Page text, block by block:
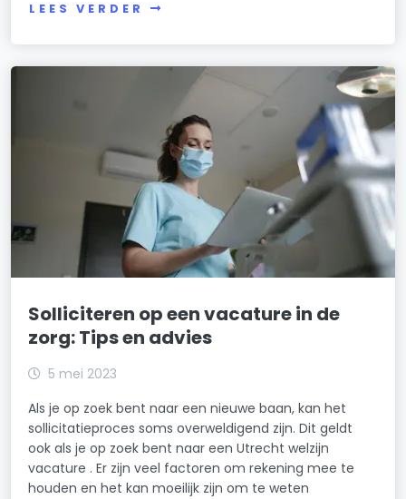
LEES VERDER
Solliciteren op een vacature in de
zorg: Tips en advies
5 mei 2023
Als je op zoek bent naar een nieuwe baan, kan het
sollicitatieproces soms overweldigend zijn. Dit geldt
ook als je op zoek bent naar een Utrecht welzijn
vacature . Er zijn veel factoren om rekening mee te
houden en het kan moeilijk zijn om te weten